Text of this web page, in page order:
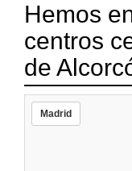
Hemos
centros
de
Madrid